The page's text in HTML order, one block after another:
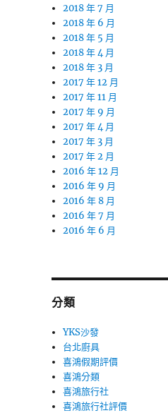
2018 年 7 月
2018 年 6 月
2018 年 5 月
2018 年 4 月
2018 年 3 月
2017 年 12 月
2017 年 11 月
2017 年 9 月
2017 年 4 月
2017 年 3 月
2017 年 2 月
2016 年 12 月
2016 年 9 月
2016 年 8 月
2016 年 7 月
2016 年 6 月
分類
YKS沙發
台北廚具
喜鴻假期評價
喜鴻分類
喜鴻旅行社
喜鴻旅行社評價